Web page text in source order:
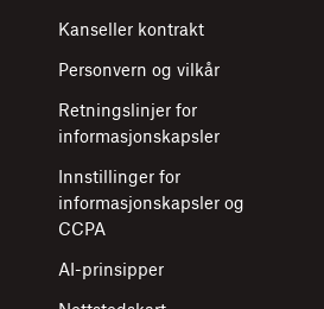
Kanseller kontrakt
Personvern og vilkår
Retningslinjer for
informasjonskapsler
Innstillinger for
informasjonskapsler og
CCPA
AI-prinsipper